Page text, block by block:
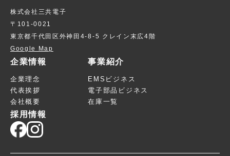
株式会社三共電子
〒101-0021
東京都千代田区外神田4-8-5 クレイン末広4階
Google Map
企業情報
企業理念
代表挨拶
会社概要
事業紹介
EMSビジネス
電子部品ビジネス
在庫一覧
採用情報